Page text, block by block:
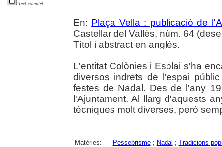
Text complet
En: Plaça Vella : publicació de
Castellar del Vallès, núm. 64
Títol i abstract en anglès.
L'entitat Colònies i Esplai s'ha
diversos indrets de l'espai
festes de Nadal. Des de l'any
l'Ajuntament. Al llarg d'aquests
tècniques molt diverses, però
Matèries: Pessebrisme; Nadal ; Tradicions